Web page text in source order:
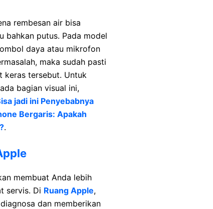
rembesan air bisa
bahkan putus. Pada model
daya atau mikrofon
maka sudah pasti
keras tersebut. Untuk
bagian visual ini,
jadi ini Penyebabnya
Bergaris: Apakah
.
membuat Anda lebih
servis. Di Ruang Apple,
dan memberikan